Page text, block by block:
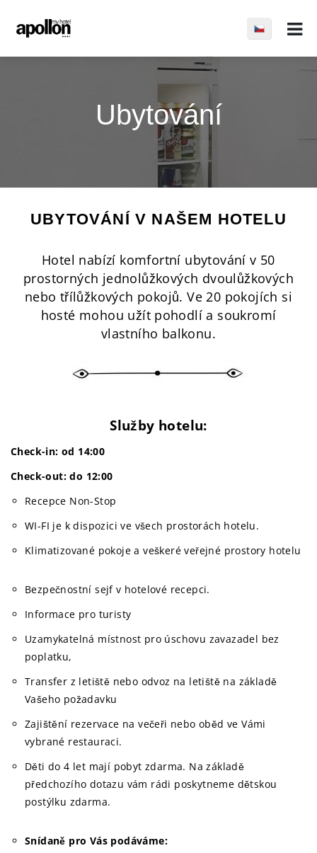
Ubytování
UBYTOVÁNÍ V NAŠEM HOTELU
Hotel nabízí komfortní ubytování v 50
prostorných jednolůžkových dvoulůžkových
nebo třílůžkových pokojů. Ve 20 pokojích si
hosté mohou užít pohodlí a soukromí
vlastního balkonu.
Služby hotelu:
Check-in: od 14:00
Check-out: do 12:00
Recepce Non-Stop
WI-FI je k dispozici ve všech prostorách hotelu.
Klimatizované pokoje a veškeré veřejné prostory hotelu
Bezpečnostní sejf v hotelové recepci.
Informace pro turisty
Uzamykatelná místnost pro úschovu zavazadel bez
poplatku,
Transfer z letiště nebo odvoz na letiště na základě
Vašeho požadavku
Zajištění rezervace na večeři nebo oběd ve Vámi
vybrané restauraci.
Děti do 4 let mají pobyt zdarma. Na základě
předchozího dotazu vám rádi poskytneme dětskou
postýlku zdarma.
Snídaně pro Vás podáváme: